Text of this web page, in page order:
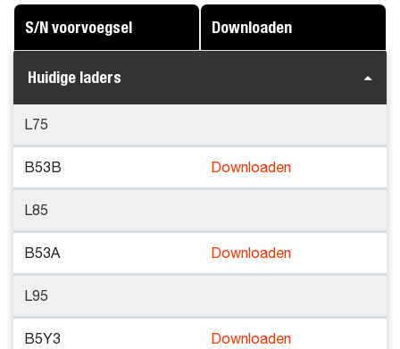
S/N voorvoegsel Downloaden
Huidige laders
L75
B53B Downloaden
L85
B53A Downloaden
L95
B5Y3 Downloaden